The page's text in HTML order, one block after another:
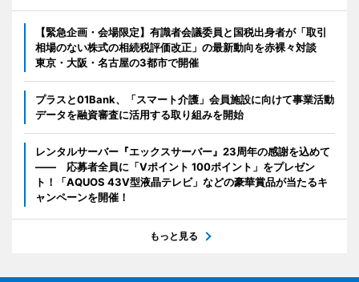
【緊急企画・会場限定】有識者会議委員と国税出身者が「取引
相場のない株式の相続税評価改正」の最新動向を赤裸々対談
東京・大阪・名古屋の3都市で開催
プラスと01Bank、「スマート介護」会員施設に向けて事業活動
データを融資審査に活用する取り組みを開始
レンタルサーバー『エックスサーバー』23周年の感謝を込めて
―― 応募者全員に「Vポイント 100ポイント」をプレゼン
ト！「AQUOS 43V型液晶テレビ」などの豪華賞品が当たるキ
ャンペーンを開催！
もっと見る